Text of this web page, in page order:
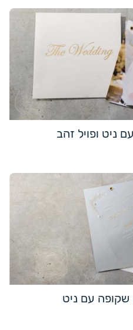
ניט ופויל זהב
שקופה עם ניט